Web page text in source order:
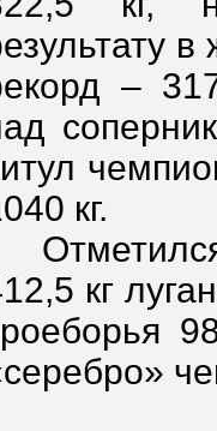
–
кг.
Отметился
кг